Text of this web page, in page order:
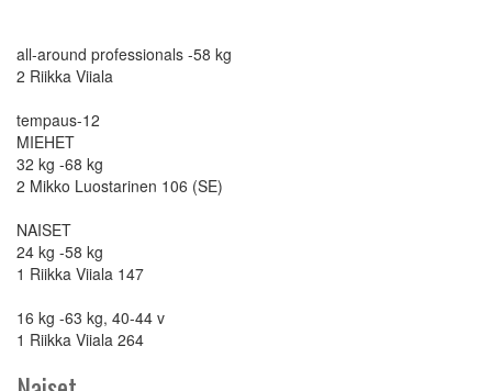
all-around professionals -58 kg
2 Riikka Viiala
tempaus-12
MIEHET
32 kg -68 kg
2 Mikko Luostarinen 106 (SE)
NAISET
24 kg -58 kg
1 Riikka Viiala 147
16 kg -63 kg, 40-44 v
1 Riikka Viiala 264